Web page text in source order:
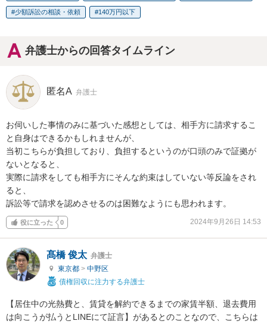
少額訴訟の相談・依頼 140万円以下
弁護士からの回答タイムライン
匿名A 弁護士
お伺いした事情のみに基づいた感想としては、相手方に請求するこ
と自身はできるかもしれませんが、
当初こちらが負担しており、負担するというのが口頭のみで証拠が
ないとなると、
実際に請求をしても相手方にそんな約束はしていない等反論をされ
ると、
訴訟等で請求を認めさせるのは困難なようにも思われます。
役に立った 0 2024年9月26日 14:53
髙橋 俊太 弁護士
東京都 > 中野区
債権回収に注力する弁護士
【居住中の光熱費と、賃貸を解約できるまでの家賃半額、退去費用
は向こうが払うとLINEにて証言】があるとのことなので、こちらは